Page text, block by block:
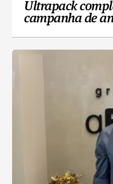
Ultrapack
campanha de